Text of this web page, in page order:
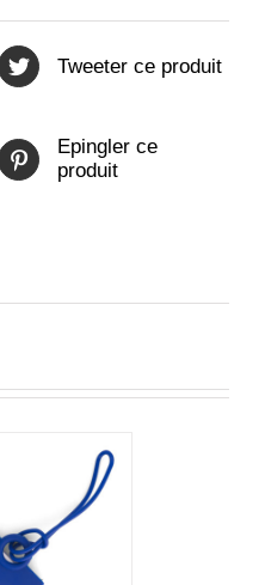
Tweeter ce produit
Epingler ce
produit